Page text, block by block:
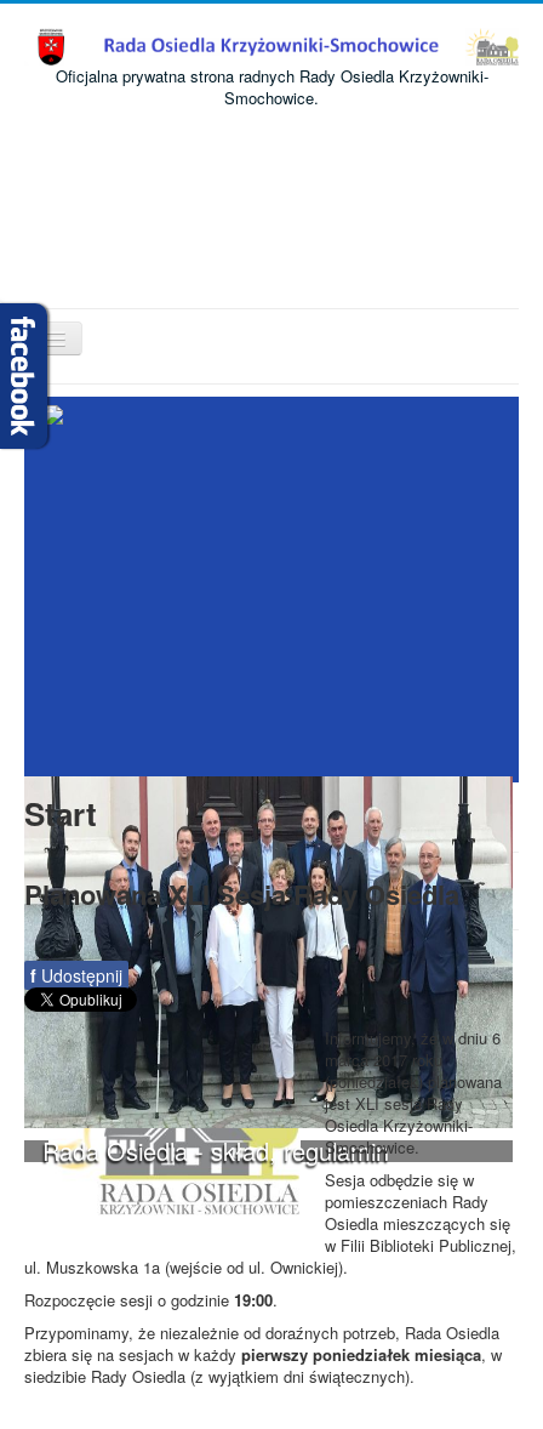
Oficjalna prywatna strona radnych Rady Osiedla Krzyżowniki-
Smochowice.
Przełącz
nawigację
Start
O nas
Rada Seniorów
Rada Osiedla - skład, regulamin
Start
Planowana XLI Sesja Rady Osiedla
f Udostępnij
Informujemy, że w dniu 6
marca 2017 roku
(poniedziałek) planowana
jest XLI sesja Rady
Osiedla Krzyżowniki-
Smochowice.
Sesja odbędzie się w
pomieszczeniach Rady
Osiedla mieszczących się
w Filii Biblioteki Publicznej,
ul. Muszkowska 1a (wejście od ul. Ownickiej).
Rozpoczęcie sesji o godzinie 19:00.
Przypominamy, że niezależnie od doraźnych potrzeb, Rada Osiedla
zbiera się na sesjach w każdy pierwszy poniedziałek miesiąca, w
siedzibie Rady Osiedla (z wyjątkiem dni świątecznych).